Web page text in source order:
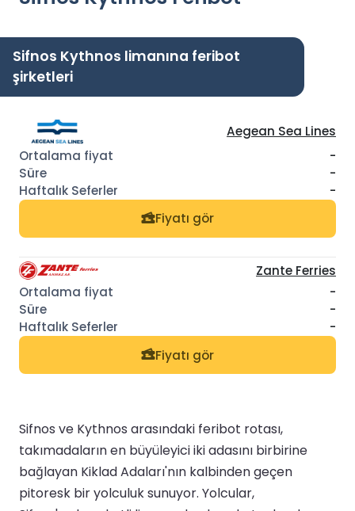
Sifnos Kythnos limanına feribot
şirketleri
Aegean Sea Lines
-
-
-
Fiyatı gör
Zante Ferries
-
-
-
Fiyatı gör
Sifnos ve Kythnos arasındaki feribot rotası,
takımadaların en büyüleyici iki adasını birbirine
bağlayan Kiklad Adaları'nın kalbinden geçen
pitoresk bir yolculuk sunuyor. Yolcular,